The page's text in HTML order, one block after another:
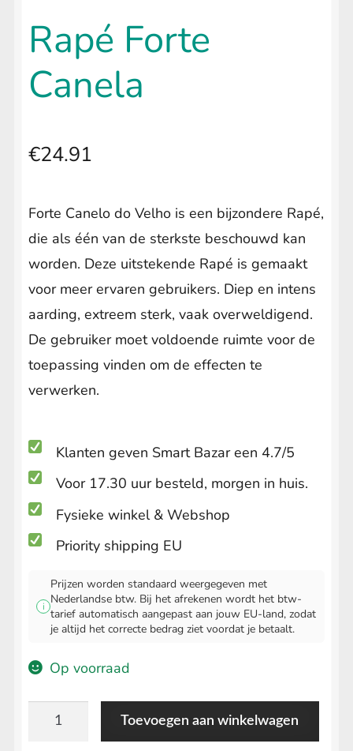
Rapé Forte
Canela
€24.91
Forte Canelo do Velho is een bijzondere Rapé,
die als één van de sterkste beschouwd kan
worden. Deze uitstekende Rapé is gemaakt
voor meer ervaren gebruikers. Diep en intens
aarding, extreem sterk, vaak overweldigend.
De gebruiker moet voldoende ruimte voor de
toepassing vinden om de effecten te
verwerken.
Klanten geven Smart Bazar een 4.7/5
Voor 17.30 uur besteld, morgen in huis.
Fysieke winkel & Webshop
Priority shipping EU
i
Prijzen worden standaard weergegeven met
Nederlandse btw. Bij het afrekenen wordt het btw-
tarief automatisch aangepast aan jouw EU-land, zodat
je altijd het correcte bedrag ziet voordat je betaalt.
Op voorraad
Rapé
Toevoegen aan winkelwagen